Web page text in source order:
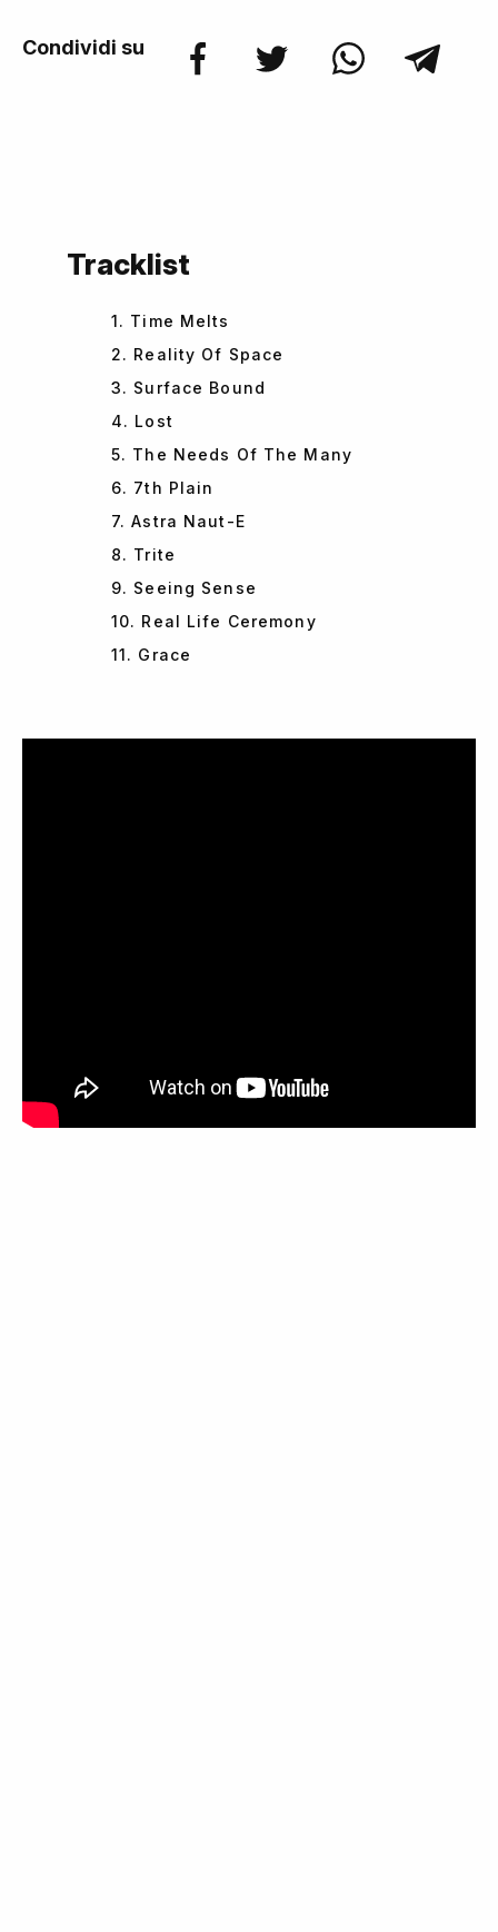
Condividi su
Tracklist
1. Time Melts
2. Reality Of Space
3. Surface Bound
4. Lost
5. The Needs Of The Many
6. 7th Plain
7. Astra Naut-E
8. Trite
9. Seeing Sense
10. Real Life Ceremony
11. Grace